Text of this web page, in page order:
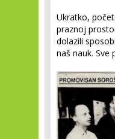
Ukratko,
praznoj
dolazili
naš nauk. Sve